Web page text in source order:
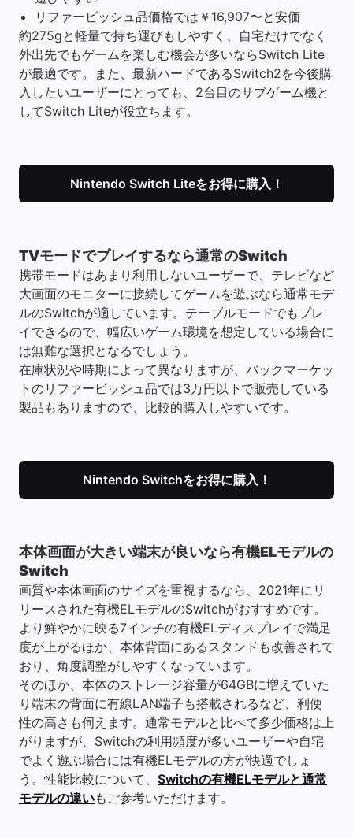
リファービッシュ品価格では￥16,907〜と安価
約275gと軽量で持ち運びもしやすく、自宅だけでなく
外出先でもゲームを楽しむ機会が多いならSwitch Lite
が最適です。また、最新ハードであるSwitch2を今後購
入したいユーザーにとっても、2台目のサブゲーム機と
してSwitch Liteが役立ちます。
Nintendo Switch Liteをお得に購入！
TVモードでプレイするなら通常のSwitch
携帯モードはあまり利用しないユーザーで、テレビなど
大画面のモニターに接続してゲームを遊ぶなら通常モデ
ルのSwitchが適しています。テーブルモードでもプレ
イできるので、幅広いゲーム環境を想定している場合に
は無難な選択となるでしょう。
在庫状況や時期によって異なりますが、バックマーケッ
トのリファービッシュ品では3万円以下で販売している
製品もありますので、比較的購入しやすいです。
Nintendo Switchをお得に購入！
本体画面が大きい端末が良いなら有機ELモデルの
Switch
画質や本体画面のサイズを重視するなら、2021年にリ
リースされた有機ELモデルのSwitchがおすすめです。
より鮮やかに映る7インチの有機ELディスプレイで満足
度が上がるほか、本体背面にあるスタンドも改善されて
おり、角度調整がしやすくなっています。
そのほか、本体のストレージ容量が64GBに増えていた
り端末の背面に有線LAN端子も搭載されるなど、利便
性の高さも伺えます。通常モデルと比べて多少価格は上
がりますが、Switchの利用頻度が多いユーザーや自宅
でよく遊ぶ場合には有機ELモデルの方が快適でしょ
う。性能比較について、 Switchの有機ELモデルと通常
モデルの違いもご参考いただけます。